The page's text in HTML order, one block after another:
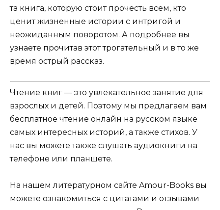
та книга, которую стоит прочесть всем, кто
ценит жизненные истории с интригой и
неожиданным поворотом. А подробнее вы
узнаете прочитав этот трогательный и в то же
время острый рассказ.
Чтение книг — это увлекательное занятие для
взрослых и детей. Поэтому мы предлагаем вам
бесплатное чтение онлайн на русском языке
самых интересных историй, а также стихов. У
нас вы можете также слушать аудиокниги на
телефоне или планшете.
На нашем литературном сайте Amour-Books вы
можете ознакомиться с цитатами и отзывами